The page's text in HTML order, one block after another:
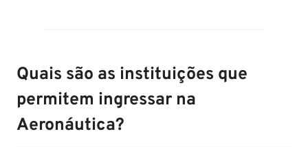
Quais são as instituições que
permitem ingressar na
Aeronáutica?